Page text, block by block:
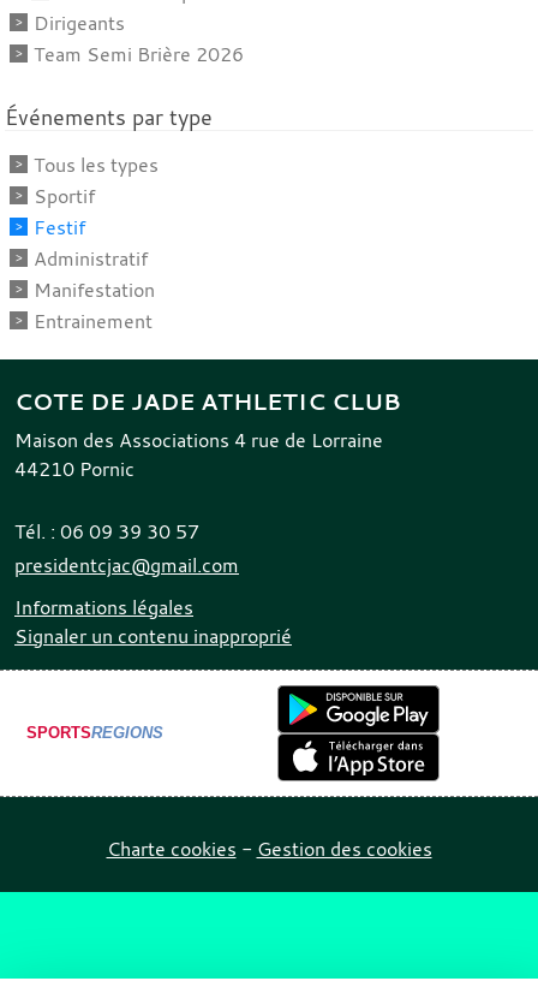
Dirigeants
Team Semi Brière 2026
Événements par type
Tous les types
Sportif
Festif
Administratif
Manifestation
Entrainement
COTE DE JADE ATHLETIC CLUB
Maison des Associations 4 rue de Lorraine
44210 Pornic
Tél. : 06 09 39 30 57
presidentcjac@gmail.com
Informations légales
Signaler un contenu inapproprié
SPORTSREGIONS
Charte cookies Gestion des cookies